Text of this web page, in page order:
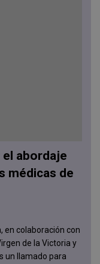
abordaje
médicas de
en colaboración con
de la Victoria y
un llamado para